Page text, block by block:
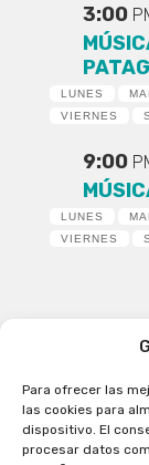
Para ofrecer las
las cookies para
dispositivo. El
procesar datos
3:00
LUNES
VIERNES
9:00
LUNES
VIERNES
Patagual
reservados